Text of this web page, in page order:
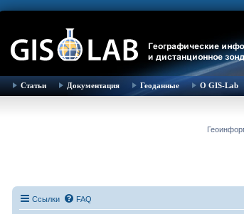
Статьи Документация Геоданные О GIS-Lab
Ссылки FAQ